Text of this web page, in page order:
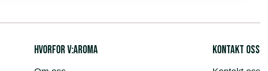
Hvorfor v:aroma Kontakt oss